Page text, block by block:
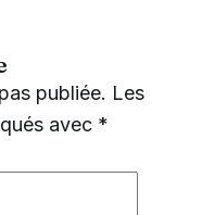
publiée. Les
avec *